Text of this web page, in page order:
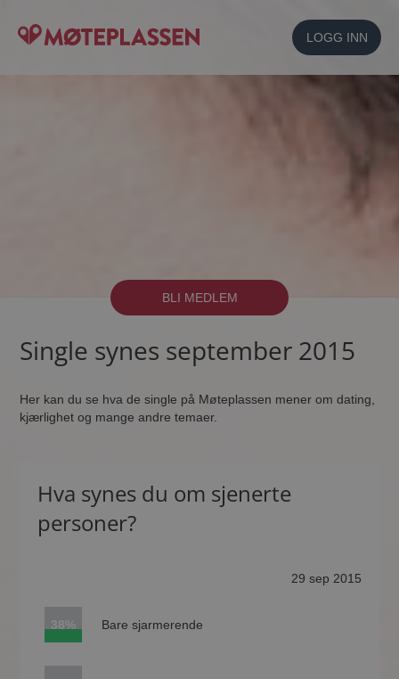
LOGG INN
BLI MEDLEM
Single synes september 2015
Her kan du se hva de single på Møteplassen mener om dating,
kjærlighet og mange andre temaer.
Hva synes du om sjenerte
personer?
29 sep 2015
38% Bare sjarmerende